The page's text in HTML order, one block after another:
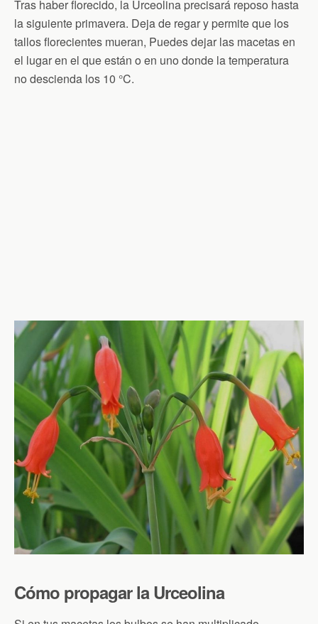
Tras haber florecido, la Urceolina precisará reposo hasta
la siguiente primavera. Deja de regar y permite que los
tallos florecientes mueran, Puedes dejar las macetas en
el lugar en el que están o en uno donde la temperatura
no descienda los 10 °C.
Cómo propagar la Urceolina